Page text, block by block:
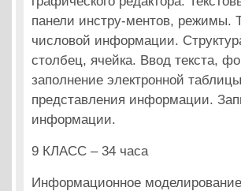
панели инстру-ментов, режимы.
числовой информации.
столбец, ячейка. Ввод текста,
заполнение электронной
представления информации.
информации.
9 КЛАСС – 34 часа
Информационное